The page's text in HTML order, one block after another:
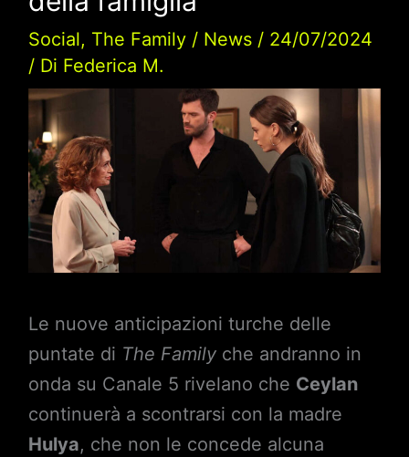
Social, The Family/ News/ 24/07/2024
/ Di Federica M.
Le nuove anticipazioni turche delle
puntate di The Familyche andranno in
onda su Canale 5 rivelano che Ceylan
continuerà a scontrarsi con la madre
Hulya, che non le concede alcuna